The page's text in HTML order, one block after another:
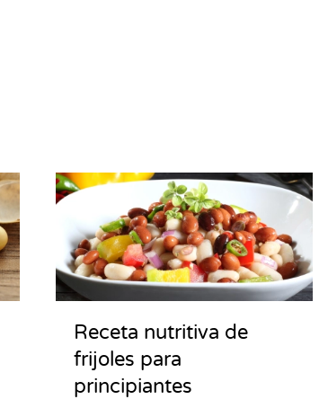
Receta nutritiva de
frijoles para
principiantes